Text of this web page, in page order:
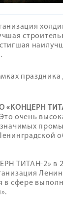
«КОНЦЕРН
Это очень
значимых
ТИТАН-2» в
в сфере